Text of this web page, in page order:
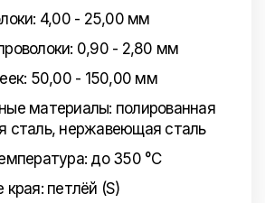
4,00 - 25,00 мм
0,90 - 2,80 мм
50,00 - 150,00 мм
материалы: полированная
сталь, нержавеющая сталь
до 350 °C
края: петлёй (S)